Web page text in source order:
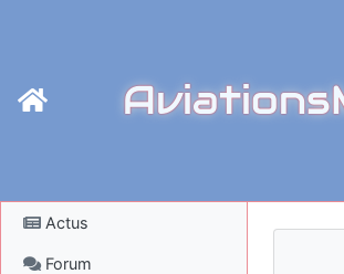
Actus
Forum